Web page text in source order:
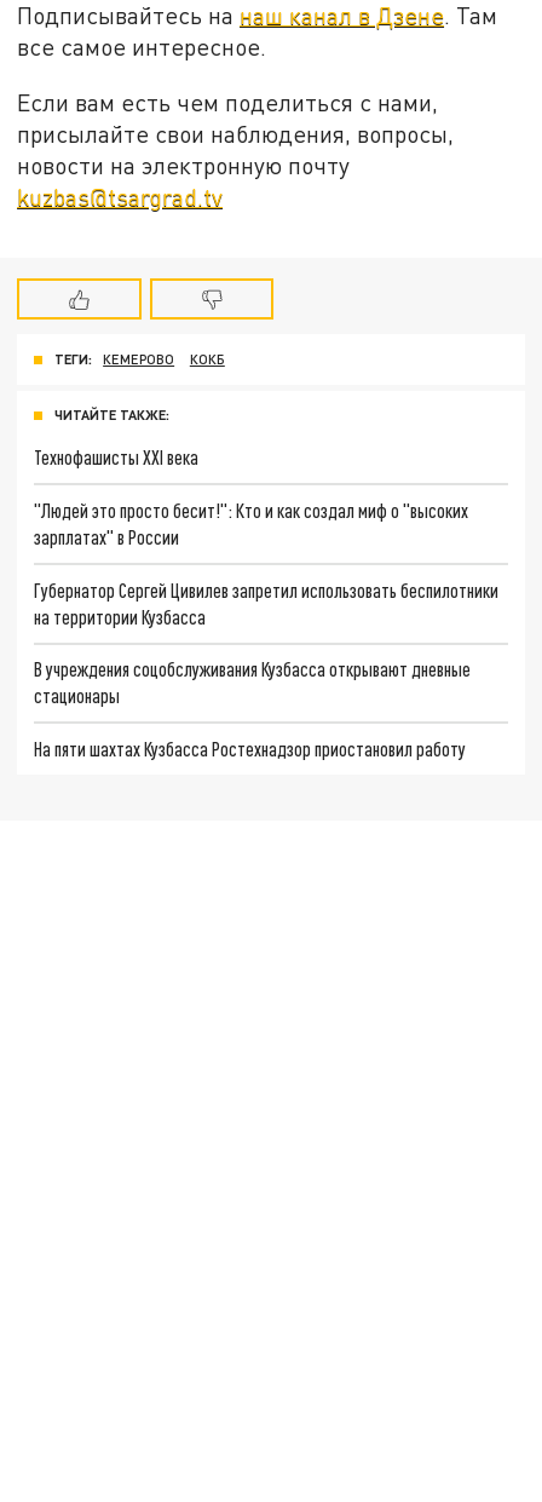
Подписывайтесь на наш канал в Дзене. Там
все самое интересное.
Если вам есть чем поделиться с нами,
присылайте свои наблюдения, вопросы,
новости на электронную почту
kuzbas@tsargrad.tv
ТЕГИ: КЕМЕРОВО КОКБ
ЧИТАЙТЕ ТАКЖЕ:
Технофашисты XXI века
"Людей это просто бесит!": Кто и как создал миф о "высоких
зарплатах" в России
Губернатор Сергей Цивилев запретил использовать беспилотники
на территории Кузбасса
В учреждения соцобслуживания Кузбасса открывают дневные
стационары
На пяти шахтах Кузбасса Ростехнадзор приостановил работу